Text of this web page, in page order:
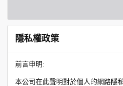
隱私權政策
前言申明:
本公司在此聲明對於個人的網路隱